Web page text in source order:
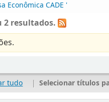
Econômica CADE '
2 resultados.
tudo | Selecionar títulos